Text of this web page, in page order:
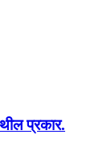
प्रकार.